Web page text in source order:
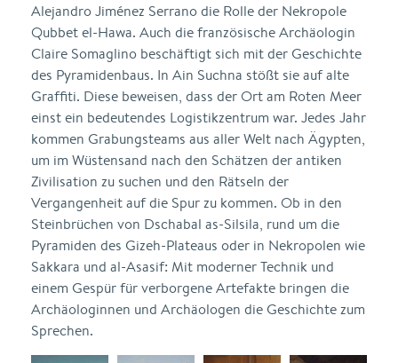
Alejandro Jiménez Serrano die Rolle der Nekropole
Qubbet el-Hawa. Auch die französische Archäologin
Claire Somaglino beschäftigt sich mit der Geschichte
des Pyramidenbaus. In Ain Suchna stößt sie auf alte
Graffiti. Diese beweisen, dass der Ort am Roten Meer
einst ein bedeutendes Logistikzentrum war. Jedes Jahr
kommen Grabungsteams aus aller Welt nach Ägypten,
um im Wüstensand nach den Schätzen der antiken
Zivilisation zu suchen und den Rätseln der
Vergangenheit auf die Spur zu kommen. Ob in den
Steinbrüchen von Dschabal as-Silsila, rund um die
Pyramiden des Gizeh-Plateaus oder in Nekropolen wie
Sakkara und al-Asasif: Mit moderner Technik und
einem Gespür für verborgene Artefakte bringen die
Archäologinnen und Archäologen die Geschichte zum
Sprechen.